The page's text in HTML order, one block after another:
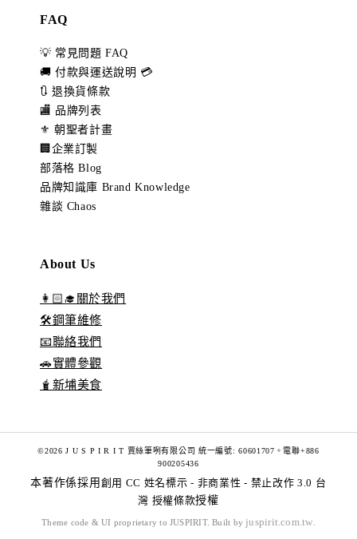
FAQ
💡 常見問題 FAQ
🚚 付款與運送說明 💳
🔃 退換貨條款
🏬 品牌列表
⚜️ 朝聖者計畫
🏢企業訂製
部落格 Blog
品牌知識庫 Brand Knowledge
雜談 Chaos
About Us
👩🏻‍🎓關於我們
🛠️鋼筆維修
📧聯絡我們
🚗實體參觀
🧋新埔美食
©2026 J U S P I R I T 賈絲筆咧有限公司 統一編號: 60601707。電聯+886
900205436
本著作係採用 創用 CC 姓名標示 - 非商業性 - 禁止改作 3.0 台
灣 授權條款授權
Theme code & UI proprietary to JUSPIRIT. Built by juspirit.com.tw